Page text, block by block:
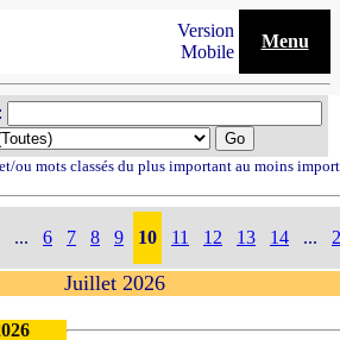
Version
Mobile
Menu
ou mots classés du plus important au moins
... 6 7 8 9 10 11 12 13 14 ...
Juillet 2026